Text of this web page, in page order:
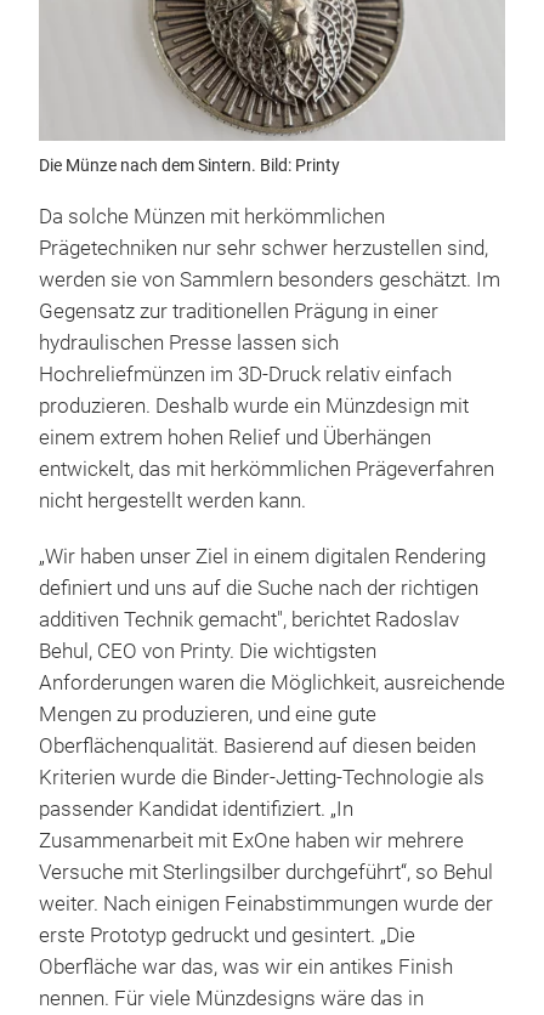
Die Münze nach dem Sintern. Bild: Printy
Da solche Münzen mit herkömmlichen
Prägetechniken nur sehr schwer herzustellen sind,
werden sie von Sammlern besonders geschätzt. Im
Gegensatz zur traditionellen Prägung in einer
hydraulischen Presse lassen sich
Hochreliefmünzen im 3D-Druck relativ einfach
produzieren. Deshalb wurde ein Münzdesign mit
einem extrem hohen Relief und Überhängen
entwickelt, das mit herkömmlichen Prägeverfahren
nicht hergestellt werden kann.
„Wir haben unser Ziel in einem digitalen Rendering
definiert und uns auf die Suche nach der richtigen
additiven Technik gemacht", berichtet Radoslav
Behul, CEO von Printy. Die wichtigsten
Anforderungen waren die Möglichkeit, ausreichende
Mengen zu produzieren, und eine gute
Oberflächenqualität. Basierend auf diesen beiden
Kriterien wurde die Binder-Jetting-Technologie als
passender Kandidat identifiziert. „In
Zusammenarbeit mit ExOne haben wir mehrere
Versuche mit Sterlingsilber durchgeführt“, so Behul
weiter. Nach einigen Feinabstimmungen wurde der
erste Prototyp gedruckt und gesintert. „Die
Oberfläche war das, was wir ein antikes Finish
nennen. Für viele Münzdesigns wäre das in